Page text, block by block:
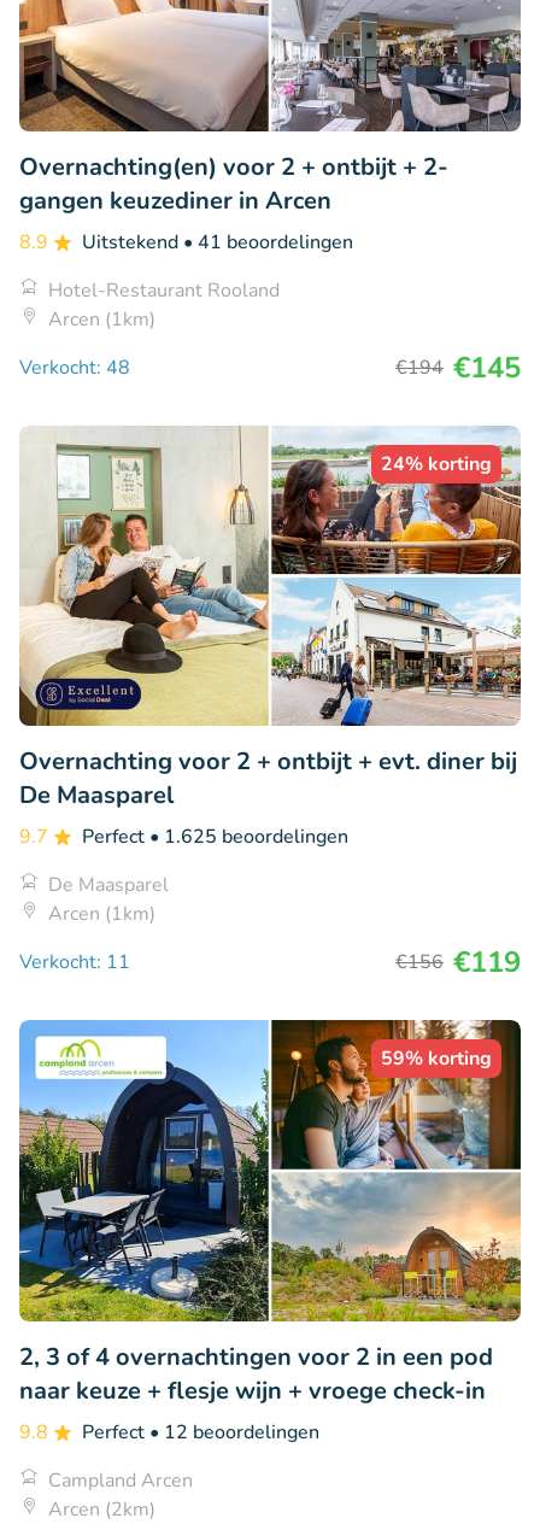
Overnachting(en) voor 2 + ontbijt + 2-
gangen keuzediner in Arcen
8.9 Uitstekend • 41 beoordelingen
Hotel-Restaurant Rooland
Arcen (1km)
Verkocht: 48
€194 €145
24% korting
Overnachting voor 2 + ontbijt + evt. diner bij
De Maasparel
9.7 Perfect • 1.625 beoordelingen
De Maasparel
Arcen (1km)
Verkocht: 11
€156 €119
59% korting
2, 3 of 4 overnachtingen voor 2 in een pod
naar keuze + flesje wijn + vroege check-in
9.8 Perfect • 12 beoordelingen
Campland Arcen
Arcen (2km)